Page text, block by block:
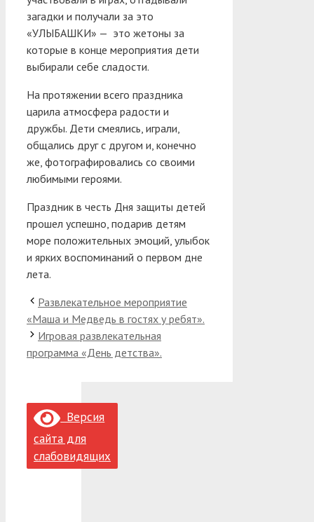
загадки и получали за это
«УЛЫБАШКИ» — это жетоны за
которые в конце мероприятия дети
выбирали себе сладости.
На протяжении всего праздника
царила атмосфера радости и
дружбы. Дети смеялись, играли,
общались друг с другом и, конечно
же, фотографировались со своими
любимыми героями.
Праздник в честь Дня защиты детей
прошел успешно, подарив детям
море положительных эмоций, улыбок
и ярких воспоминаний о первом дне
лета.
Развлекательное мероприятие
«Маша и Медведь в гостях у ребят».
Игровая развлекательная
программа «День детства».
Версия
сайта для
слабовидящих